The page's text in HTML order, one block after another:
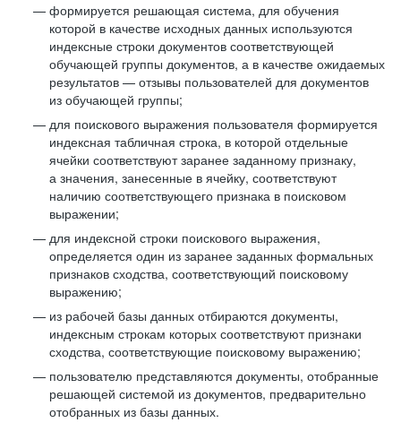
формируется решающая система, для обучения
которой в качестве исходных данных используются
индексные строки документов соответствующей
обучающей группы документов, а в качестве ожидаемых
результатов — отзывы пользователей для документов
из обучающей группы;
для поискового выражения пользователя формируется
индексная табличная строка, в которой отдельные
ячейки соответствуют заранее заданному признаку,
а значения, занесенные в ячейку, соответствуют
наличию соответствующего признака в поисковом
выражении;
для индексной строки поискового выражения,
определяется один из заранее заданных формальных
признаков сходства, соответствующий поисковому
выражению;
из рабочей базы данных отбираются документы,
индексным строкам которых соответствуют признаки
сходства, соответствующие поисковому выражению;
пользователю представляются документы, отобранные
решающей системой из документов, предварительно
отобранных из базы данных.